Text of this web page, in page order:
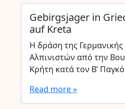
Gebirgsjager in
auf Kreta
Η δράση της
Αλπινιστών από την
Κρήτη κατά τον Β’
Read more »